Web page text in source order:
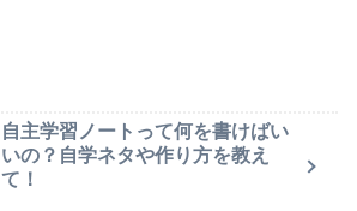
自主学習ノートって何を書けばい
いの？自学ネタや作り方を教え
て！